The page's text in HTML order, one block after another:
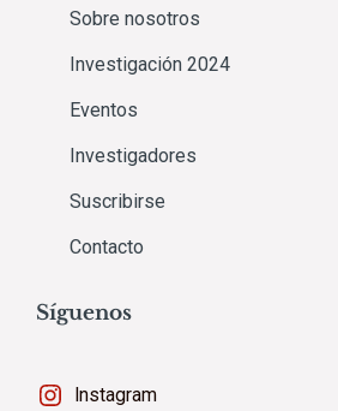
Sobre nosotros
Investigación 2024
Eventos
Investigadores
Suscribirse
Contacto
Síguenos
Instagram